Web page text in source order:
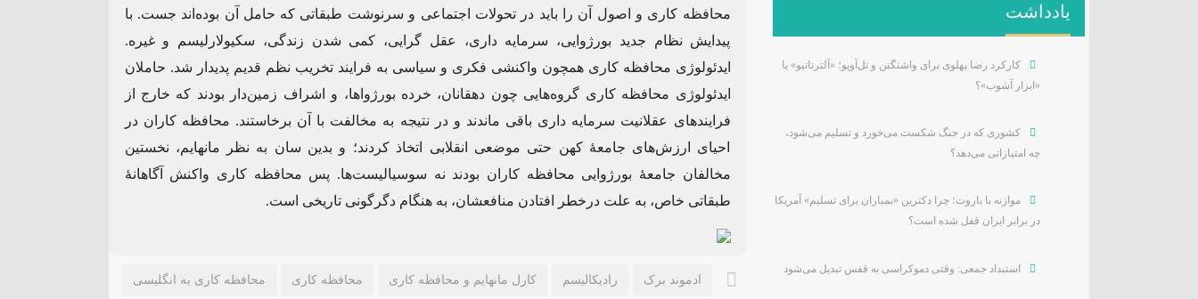
محافظه کاری و اصول آن را باید در تحولات اجتماعی و سرنوشت طبقاتی که حامل آن بوده‌اند جست. با
پیدایش نظام جدید بورژوایی، سرمایه داری، عقل گرایی، کمی شدن زندگی، سکیولارلیسم و غیره.
ایدئولوژی محافظه کاری همچون واکنشی فکری و سیاسی به فرایند تخریب نظم قدیم پدیدار شد. حاملان
ایدئولوژی محافظه کاری گروه‌هایی چون دهقانان، خرده بورژواها، و اشراف زمین‌دار بودند که خارج از
فرایندهای عقلانیت سرمایه داری باقی ماندند و در نتیجه به مخالفت با آن برخاستند. محافظه کاران در
احیای ارزش‌های جامعهٔ کهن حتی موضعی انقلابی اتخاذ کردند؛ و بدین سان به نظر مانهایم، نخستین
مخالفان جامعهٔ بورژوایی محافظه کاران بودند نه سوسیالیست‌ها. پس محافظه کاری واکنش آگاهانهٔ
طبقاتی خاص، به علت درخطر افتادن منافعشان، به هنگام دگرگونی تاریخی است.
ادموند برک رادیکالیسم کارل مانهایم و محافظه کاری محافظه کاری محافظه کاری به انگلیسی
یادداشت
کارکرد رضا پهلوی برای واشنگتن و تل‌آویو؛ «آلترناتیو» یا
«ابزار آشوب»؟
کشوری که در جنگ شکست می‌خورد و تسلیم می‌شود،
چه امتیازاتی می‌دهد؟
موازنه با باروت؛ چرا دکترین «بمباران برای تسلیم» آمریکا
در برابر ایران قفل شده است؟
استبداد جمعی: وقتی دموکراسی به قفس تبدیل می‌شود